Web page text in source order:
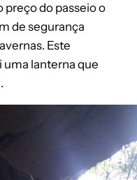
preço do passeio o
de segurança
Este
lanterna que